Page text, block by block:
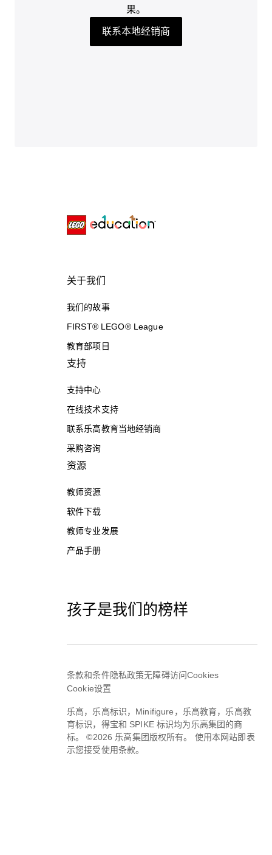
果。
联系本地经销商
关于我们
我们的故事
FIRST® LEGO® League
教育部项目
支持
支持中心
在线技术支持
联系乐高教育当地经销商
采购咨询
资源
教师资源
软件下载
教师专业发展
产品手册
孩子是我们的榜样
条款和条件隐私政策无障碍访问Cookies
Cookie设置
乐高，乐高标识，Minifigure，乐高教育，乐高教
育标识，得宝和 SPIKE 标识均为乐高集团的商
标。 ©2026 乐高集团版权所有。 使用本网站即表
示您接受使用条款。